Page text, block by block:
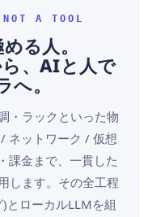
A TOOL
る人。
、AIと人で
。
・ラックといった物
ネットワーク / 仮想
課金まで、一貫した
します。その全工程
とローカルLLMを組